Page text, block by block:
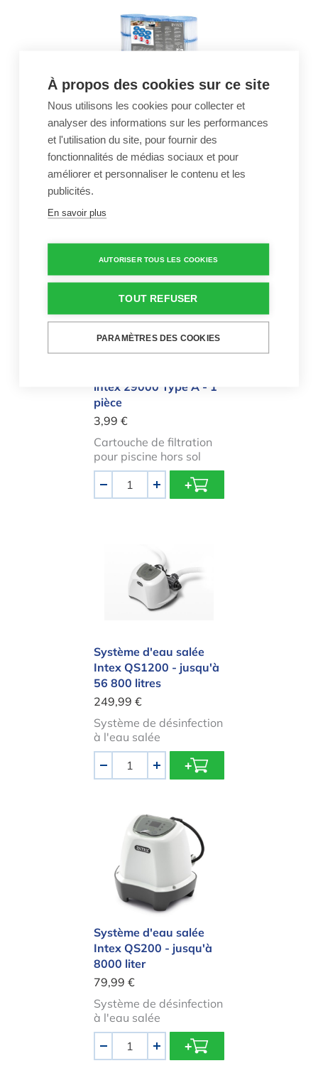
Filtre Intex Pure Spa S1
- 6 pièces
14,99 €
Cartouche de filtration
pour spa
-
Cartouche de filtration intex 29000
intex 29000 Type A - 1
pièce
3,99 €
Cartouche de filtration
pour piscine hors sol
Quantité
+
Système d'eau salée
Intex QS1200 - jusqu'à
56 800 litres
249,99 €
Système de désinfection
à l'eau salée
Quantité
+
Système d'eau salée Intex QS200
Système d'eau salée
Intex QS200 - jusqu'à
8000 liter
79,99 €
Système de désinfection
à l'eau salée
Quantité
+
À propos des cookies sur ce site
Nous utilisons les cookies pour collecter et
analyser des informations sur les performances
et l'utilisation du site, pour fournir des
fonctionnalités de médias sociaux et pour
améliorer et personnaliser le contenu et les
publicités.
En savoir plus
AUTORISER TOUS LES COOKIES
TOUT REFUSER
PARAMÈTRES DES COOKIES